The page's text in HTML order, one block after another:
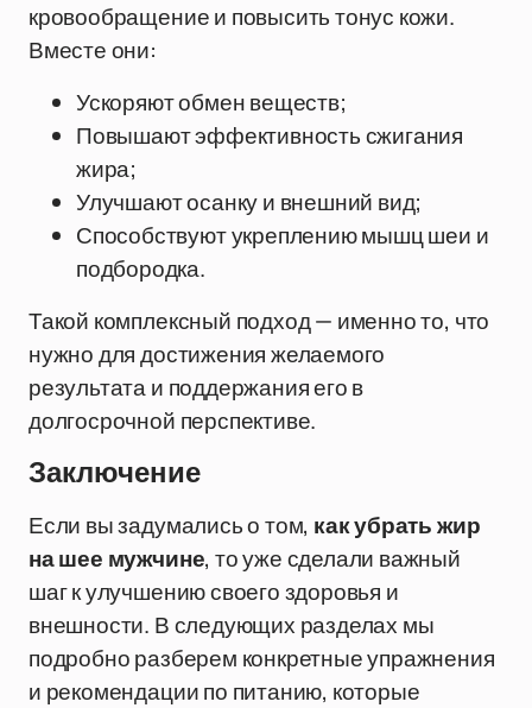
кровообращение и повысить тонус кожи.
Вместе они:
Ускоряют обмен веществ;
Повышают эффективность сжигания
жира;
Улучшают осанку и внешний вид;
Способствуют укреплению мышц шеи и
подбородка.
Такой комплексный подход — именно то, что
нужно для достижения желаемого
результата и поддержания его в
долгосрочной перспективе.
Заключение
Если вы задумались о том, как убрать жир
на шее мужчине, то уже сделали важный
шаг к улучшению своего здоровья и
внешности. В следующих разделах мы
подробно разберем конкретные упражнения
и рекомендации по питанию, которые